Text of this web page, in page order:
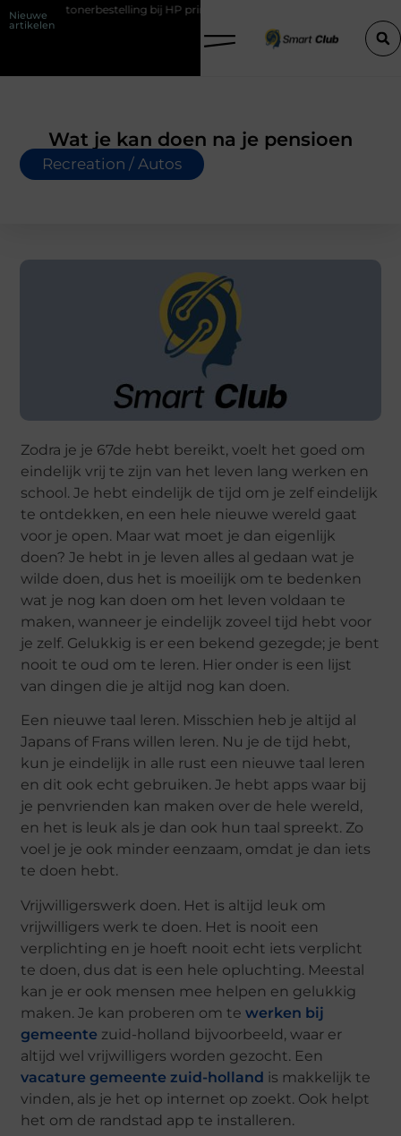
Nieuwe
artikelen
bij HP printers Onzichtbare sokken met maximaal
Wat je kan doen na je pensioen
Recreation / Autos
Zodra je je 67de hebt bereikt, voelt het goed om
eindelijk vrij te zijn van het leven lang werken en
school. Je hebt eindelijk de tijd om je zelf eindelijk
te ontdekken, en een hele nieuwe wereld gaat
voor je open. Maar wat moet je dan eigenlijk
doen? Je hebt in je leven alles al gedaan wat je
wilde doen, dus het is moeilijk om te bedenken
wat je nog kan doen om het leven voldaan te
maken, wanneer je eindelijk zoveel tijd hebt voor
je zelf. Gelukkig is er een bekend gezegde; je bent
nooit te oud om te leren. Hier onder is een lijst
van dingen die je altijd nog kan doen.
Een nieuwe taal leren. Misschien heb je altijd al
Japans of Frans willen leren. Nu je de tijd hebt,
kun je eindelijk in alle rust een nieuwe taal leren
en dit ook echt gebruiken. Je hebt apps waar bij
je penvrienden kan maken over de hele wereld,
en het is leuk als je dan ook hun taal spreekt. Zo
voel je je ook minder eenzaam, omdat je dan iets
te doen hebt.
Vrijwilligerswerk doen. Het is altijd leuk om
vrijwilligers werk te doen. Het is nooit een
verplichting en je hoeft nooit echt iets verplicht
te doen, dus dat is een hele opluchting. Meestal
kan je er ook mensen mee helpen en gelukkig
maken. Je kan proberen om tewerken bij
gemeente zuid-holland bijvoorbeeld, waar er
altijd wel vrijwilligers worden gezocht. Een
vacature gemeente zuid-holland is makkelijk te
vinden, als je het op internet op zoekt. Ook helpt
het om de randstad app te installeren.